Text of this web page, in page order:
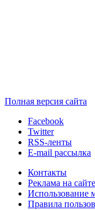
Полная версия сайта
Facebook
Twitter
RSS-ленты
E-mail рассылка
Контакты
Реклама на сайте
Использование
Правила